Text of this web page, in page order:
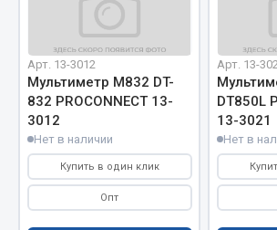
Система питания
Система выпуска газа
Система охлаждения
Рулевое управление
Тормозная система
Показать ещё
Арт. 13-3012
Мультиметр М832 DT-
832 PROCONNECT 13-
3012
Нет в наличии
Купить в один клик
Опт
Арт. 13-
DT850L
13-3021
Нет в